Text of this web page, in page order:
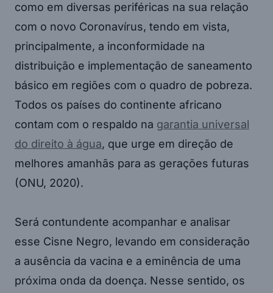
como em diversas periféricas na sua relação
com o novo Coronavírus, tendo em vista,
principalmente, a inconformidade na
distribuição e implementação de saneamento
básico em regiões com o quadro de pobreza.
Todos os países do continente africano
contam com o respaldo na garantia universal
do direito à água, que urge em direção de
melhores amanhãs para as gerações futuras
(ONU, 2020).
Será contundente acompanhar e analisar
esse Cisne Negro, levando em consideração
a ausência da vacina e a eminência de uma
próxima onda da doença. Nesse sentido, os